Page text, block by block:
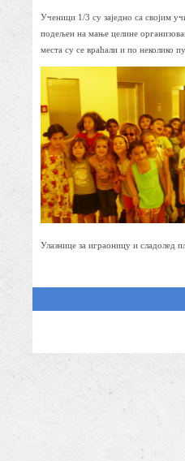
Ученици 1/3 су заједно са својим
подељен на мање целине
места су се враћали и по неколико
Улазнице за играоницу и